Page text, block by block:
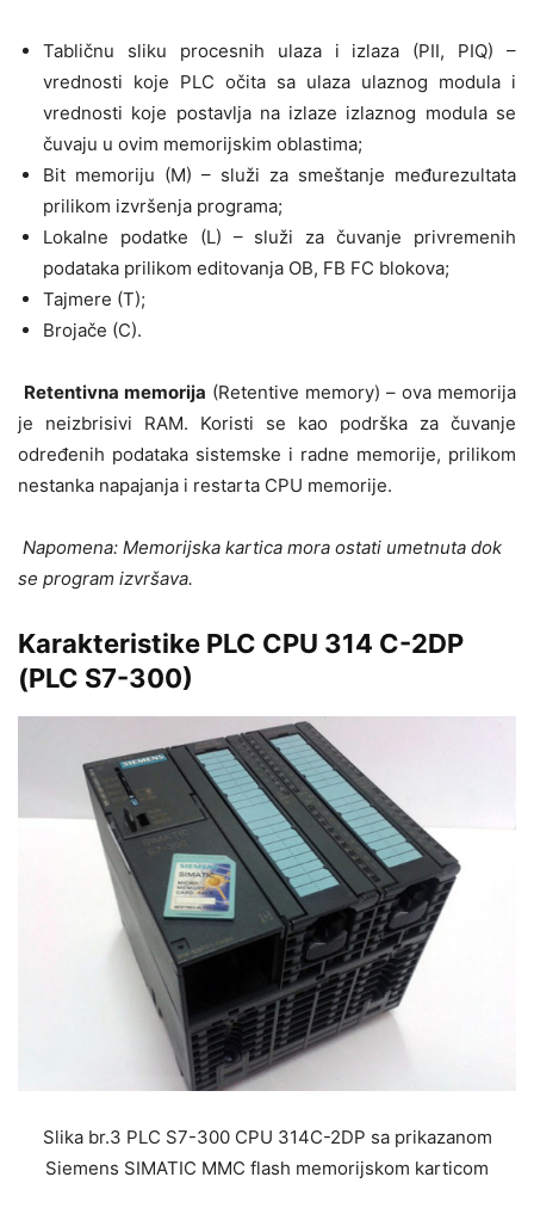
Tabličnu sliku procesnih ulaza i izlaza (PII, PIQ) –
vrednosti koje PLC očita sa ulaza ulaznog modula i
vrednosti koje postavlja na izlaze izlaznog modula se
čuvaju u ovim memorijskim oblastima;
Bit memoriju (M) – služi za smeštanje međurezultata
prilikom izvršenja programa;
Lokalne podatke (L) – služi za čuvanje privremenih
podataka prilikom editovanja OB, FB FC blokova;
Tajmere (T);
Brojače (C).
Retentivna memorija (Retentive memory) – ova memorija
je neizbrisivi RAM. Koristi se kao podrška za čuvanje
određenih podataka sistemske i radne memorije, prilikom
nestanka napajanja i restarta CPU memorije.
Napomena: Memorijska kartica mora ostati umetnuta dok
se program izvršava.
Karakteristike PLC CPU 314 C-2DP
(PLC S7-300)
Slika br.3 PLC S7-300 CPU 314C-2DP sa prikazanom
Siemens SIMATIC MMC flash memorijskom karticom